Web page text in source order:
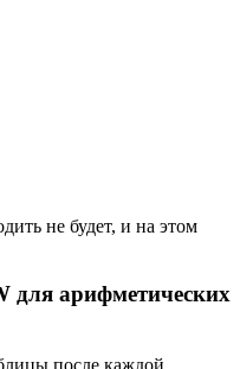
не будет, и на этом
для арифметических